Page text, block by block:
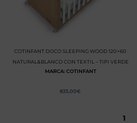
COTINFANT DOCO SLEEPING WOOD 120×60
NATURAL&BLANCO CON TEXTIL – TIPI VERDE
MARCA: COTINFANT
835,00 €
1